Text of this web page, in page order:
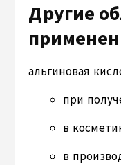
Другие
альгиновая
при
в
в